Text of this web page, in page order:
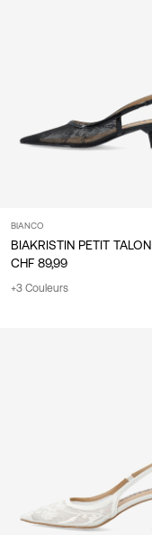
BIANCO
BIAKRISTIN PETIT TALON
CHF 89,99
+3 Couleurs